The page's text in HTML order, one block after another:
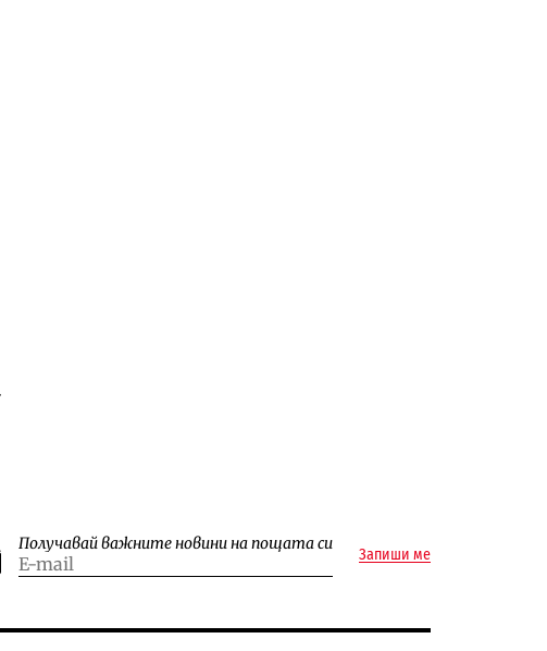
Получавай важните новини на пощата си
Запиши ме